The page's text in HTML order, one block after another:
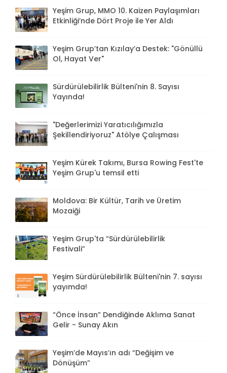
Yeşim Grup, MMO 10. Kaizen Paylaşımları
Etkinliği’nde Dört Proje ile Yer Aldı
Yeşim Grup’tan Kızılay’a Destek: "Gönüllü
Ol, Hayat Ver"
Sürdürülebilirlik Bülteni'nin 8. Sayısı
Yayında!
"Değerlerimizi Yaratıcılığımızla
Şekillendiriyoruz" Atölye Çalışması
Yeşim Kürek Takımı, Bursa Rowing Fest'te
Yeşim Grup'u temsil etti
Moldova: Bir Kültür, Tarih ve Üretim
Mozaiği
Yeşim Grup'ta “Sürdürülebilirlik
Festivali”
Yeşim Sürdürülebilirlik Bülteni'nin 7. sayısı
yayımda!
“Önce İnsan” Dendiğinde Aklıma Sanat
Gelir - Sunay Akın
Yeşim’de Mayıs’ın adı “Değişim ve
Dönüşüm”